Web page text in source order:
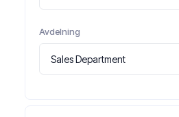
Avdelning